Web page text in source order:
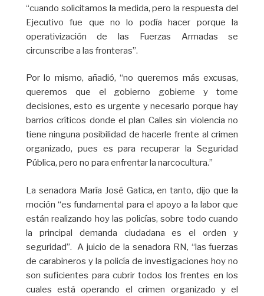
“cuando solicitamos la medida, pero la respuesta del
Ejecutivo fue que no lo podía hacer porque la
operativización de las Fuerzas Armadas se
circunscribe a las fronteras”.
Por lo mismo, añadió, “no queremos más excusas,
queremos que el gobierno gobierne y tome
decisiones, esto es urgente y necesario porque hay
barrios críticos donde el plan Calles sin violencia no
tiene ninguna posibilidad de hacerle frente al crimen
organizado, pues es para recuperar la Seguridad
Pública, pero no para enfrentar la narcocultura.”
La senadora María José Gatica, en tanto, dijo que la
moción “es fundamental para el apoyo a la labor que
están realizando hoy las policías, sobre todo cuando
la principal demanda ciudadana es el orden y
seguridad”. A juicio de la senadora RN, “las fuerzas
de carabineros y la policía de investigaciones hoy no
son suficientes para cubrir todos los frentes en los
cuales está operando el crimen organizado y el